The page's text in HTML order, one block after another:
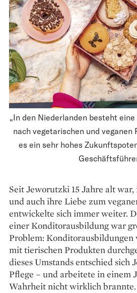
„In den Niederlanden besteht
nach vegetarischen und veganen
es ein sehr hohes
Seit Jeworutzki 15 Jahre alt war,
und auch ihre Liebe zum
entwickelte sich immer weiter.
einer Konditor­­aus­bildung war
Problem: Konditor­ausbildungen
mit tierischen Produkten
dieses Umstands entschied sich
Pflege – und arbeitete in einem
Wahrheit nicht wirklich brannte.